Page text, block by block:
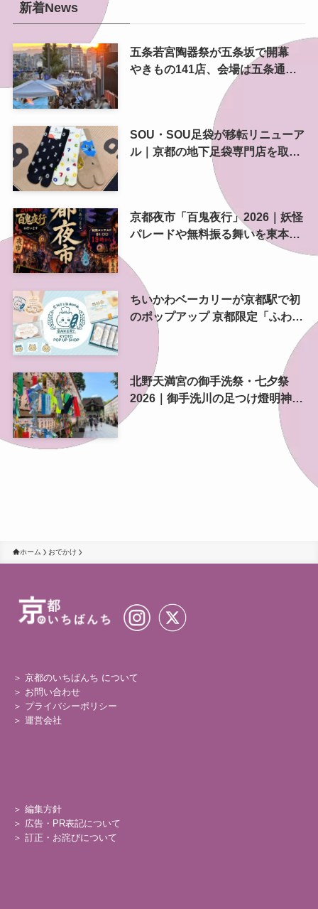
新着News
五条若宮陶器祭が五条坂で開幕
やきもの141店、会場は五条通の
SOU・SOU足袋が移転リニューア
ル｜京都の地下足袋専門店を取
材、人気商品や京都土産も紹介
京都夜市「百鬼夜行」2026｜妖怪
パレードや無料振る舞いを東本願
ちいかわベーカリーが京都駅で初
のポップアップ 京都限定「ふわふ
わおたべキャラメル」も、8月13
日から
北野天満宮の御手洗祭・七夕祭
2026｜御手洗川の足つけ燈明神事
で涼む夏の夜
ホーム おでかけ
＞ 京都のいちばんち について
＞ お問い合わせ
＞ プライバシーポリシー
＞ 運営会社
＞ 編集方針
＞ 広告・PR表記について
＞ 訂正・お詫びについて